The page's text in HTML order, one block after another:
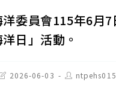
委員會115年6月
日」活動。
2026-06-03
Post
author:
ntpehs015